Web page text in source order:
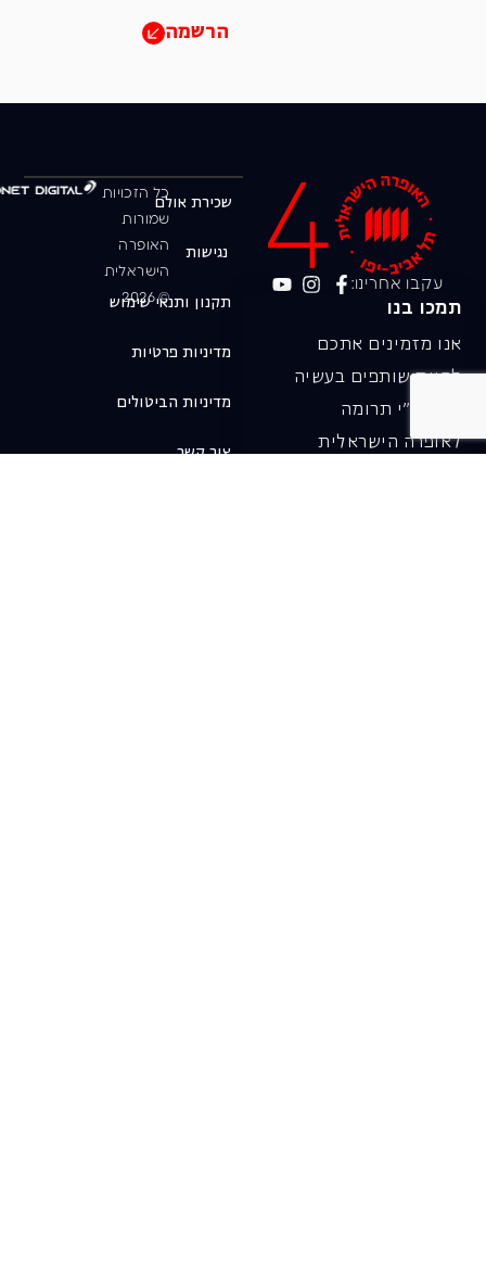
הרשמה
עקבו אחרינו:
תמכו בנו
אנו מזמינים אתכם
להיות שותפים בעשיה
שלנו ע"י תרומה
לאופרה הישראלית
כל הזכויות
שמורות
האופרה
הישראלית
© 2026
שכירת אולם
נגישות
תקנון ותנאי שימוש
מדיניות פרטיות
מדיניות הביטולים
צור קשר